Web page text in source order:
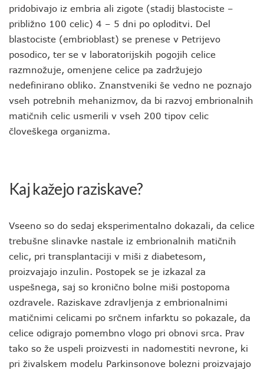
pridobivajo iz embria ali zigote (stadij blastociste –
približno 100 celic) 4 – 5 dni po oploditvi. Del
blastociste (embrioblast) se prenese v Petrijevo
posodico, ter se v laboratorijskih pogojih celice
razmnožuje, omenjene celice pa zadržujejo
nedefinirano obliko. Znanstveniki še vedno ne poznajo
vseh potrebnih mehanizmov, da bi razvoj embrionalnih
matičnih celic usmerili v vseh 200 tipov celic
človeškega organizma.
Kaj kažejo raziskave?
Vseeno so do sedaj eksperimentalno dokazali, da celice
trebušne slinavke nastale iz embrionalnih matičnih
celic, pri transplantaciji v miši z diabetesom,
proizvajajo inzulin. Postopek se je izkazal za
uspešnega, saj so kronično bolne miši postopoma
ozdravele. Raziskave zdravljenja z embrionalnimi
matičnimi celicami po srčnem infarktu so pokazale, da
celice odigrajo pomembno vlogo pri obnovi srca. Prav
tako so že uspeli proizvesti in nadomestiti nevrone, ki
pri živalskem modelu Parkinsonove bolezni proizvajajo